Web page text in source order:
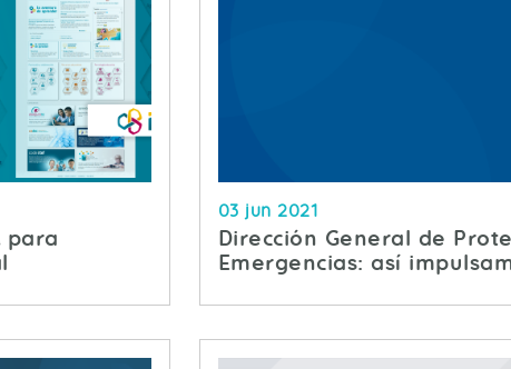
para
03 jun 2021
Dirección General de
Emergencias: así